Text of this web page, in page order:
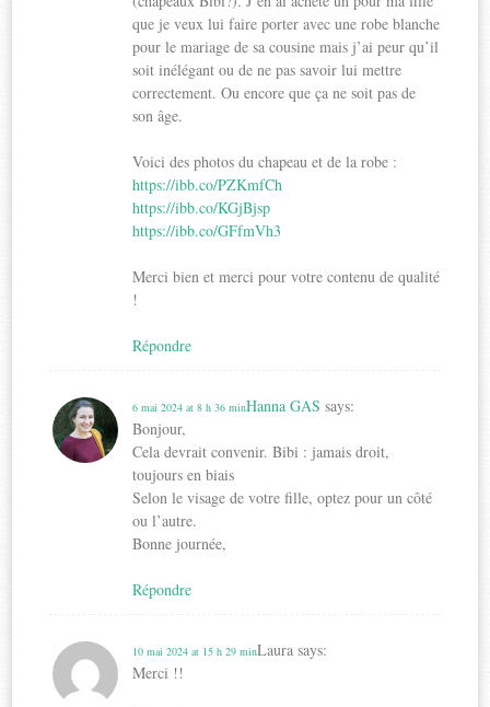
que je veux lui faire porter avec une robe blanche
pour le mariage de sa cousine mais j’ai peur qu’il
soit inélégant ou de ne pas savoir lui mettre
correctement. Ou encore que ça ne soit pas de
son âge.
Voici des photos du chapeau et de la robe :
https://ibb.co/PZKmfCh
https://ibb.co/KGjBjsp
https://ibb.co/GFfmVh3
Merci bien et merci pour votre contenu de qualité
!
Répondre
Hanna GAS says:
6 mai 2024 at 8 h 36 min
Bonjour,
Cela devrait convenir. Bibi : jamais droit,
toujours en biais
Selon le visage de votre fille, optez pour un côté
ou l’autre.
Bonne journée,
Répondre
Laura says:
10 mai 2024 at 15 h 29 min
Merci !!